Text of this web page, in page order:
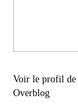
Voir le profil de
Overblog